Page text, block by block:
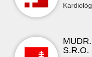
S.R.O.